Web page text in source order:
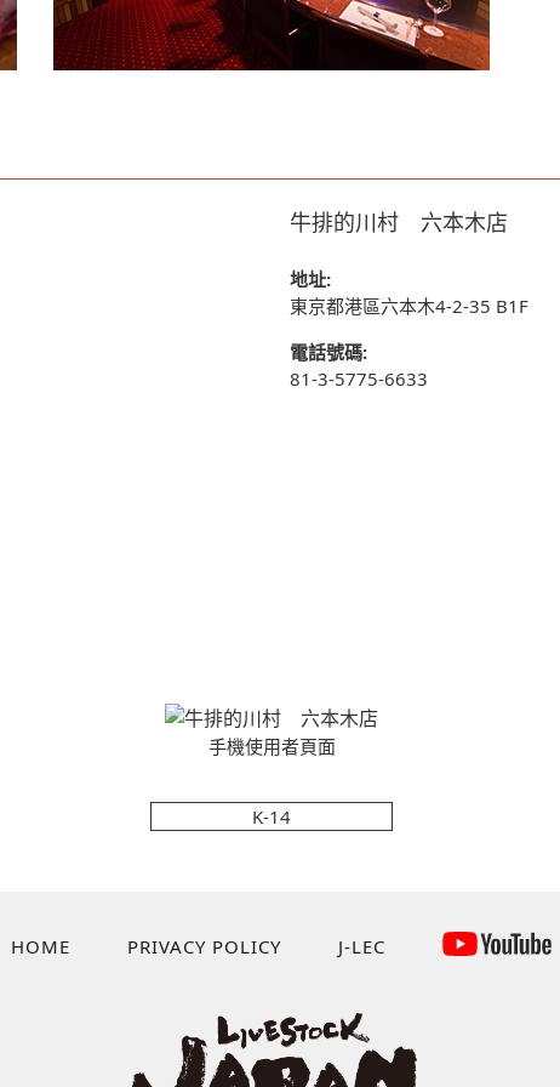
牛排的川村 六本木店
地址:
東京都港區六本木4-2-35 B1F
電話號碼:
81-3-5775-6633
手機使用者頁面
K-14
HOME PRIVACY POLICY J-LEC